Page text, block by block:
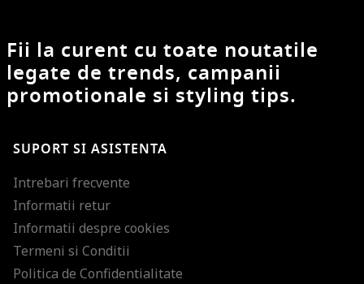
Fii la curent cu toate noutatile
legate de trends, campanii
promotionale si styling tips.
SUPORT SI ASISTENTA
Intrebari frecvente
Informatii retur
Informatii despre cookies
Termeni si Conditii
Politica de Confidentialitate